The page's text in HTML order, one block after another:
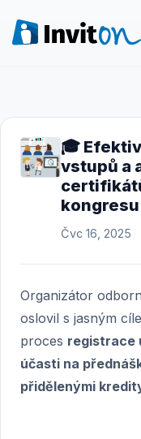
Blog
Akce
Kontakt
Přepnout na
Přihlášení
🎓
vstupů a
kongresu
Čvc 16, 2025
Organizátor
oslovil s jasným
proces registrace
účasti na
přidělenými